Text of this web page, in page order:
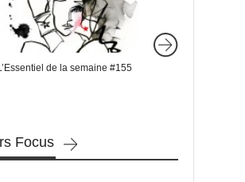
de la semaine #155
Focus